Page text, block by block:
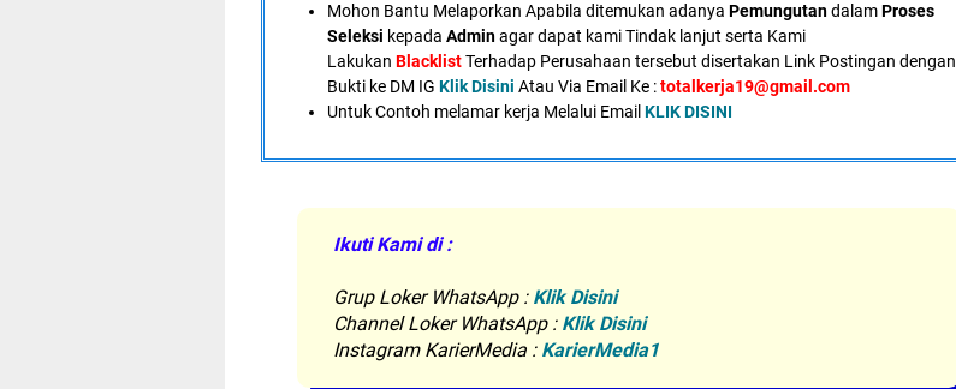
Mohon Bantu Melaporkan Apabila ditemukan adanya PemungutandalamProses
Seleksi kepada Adminagar dapat kami Tindak lanjut serta Kami
Lakukan BlacklistTerhadap Perusahaan tersebut disertakan Link Postingan dengan
Bukti ke DM IG Klik Disini Atau Via Email Ke :totalkerja19@gmail.com
Untuk Contoh melamar kerja Melalui Email KLIK DISINI
Ikuti Kami di :
Grup Loker WhatsApp : Klik Disini
Channel Loker WhatsApp : Klik Disini
Instagram KarierMedia : KarierMedia1